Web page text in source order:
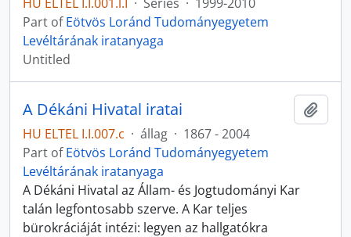
Part ofEötvös Loránd Tudományegyetem
Levéltárának iratanyaga
Untitled
A Dékáni Hivatal iratai
HU ELTEL I.I.007.c · állag · 1867 - 2004
Part ofEötvös Loránd Tudományegyetem
Levéltárának iratanyaga
A Dékáni Hivatal az Állam- és Jogtudományi Kar
talán legfontosabb szerve. A Kar teljes
bürokráciáját intézi: legyen az hallgatókra